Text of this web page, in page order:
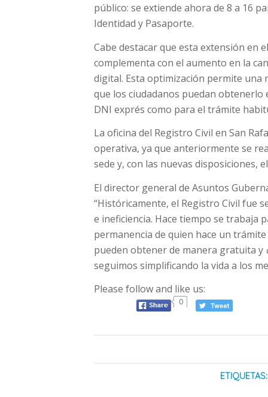
público: se extiende ahora de 8 a 16
Identidad y Pasaporte.
Cabe destacar que esta extensión en
complementa con el aumento en la
digital. Esta optimización permite
que los ciudadanos puedan
DNI exprés como para el trámite
La oficina del Registro Civil en San
operativa, ya que anteriormente se
sede y, con las nuevas disposiciones,
El director general de Asuntos
“Históricamente, el Registro Civil fue
e ineficiencia. Hace tiempo se trabaja
permanencia de quien hace un
pueden obtener de manera gratuita y
seguimos simplificando la vida a los
Please follow and like us:
0
ETIQUETAS: